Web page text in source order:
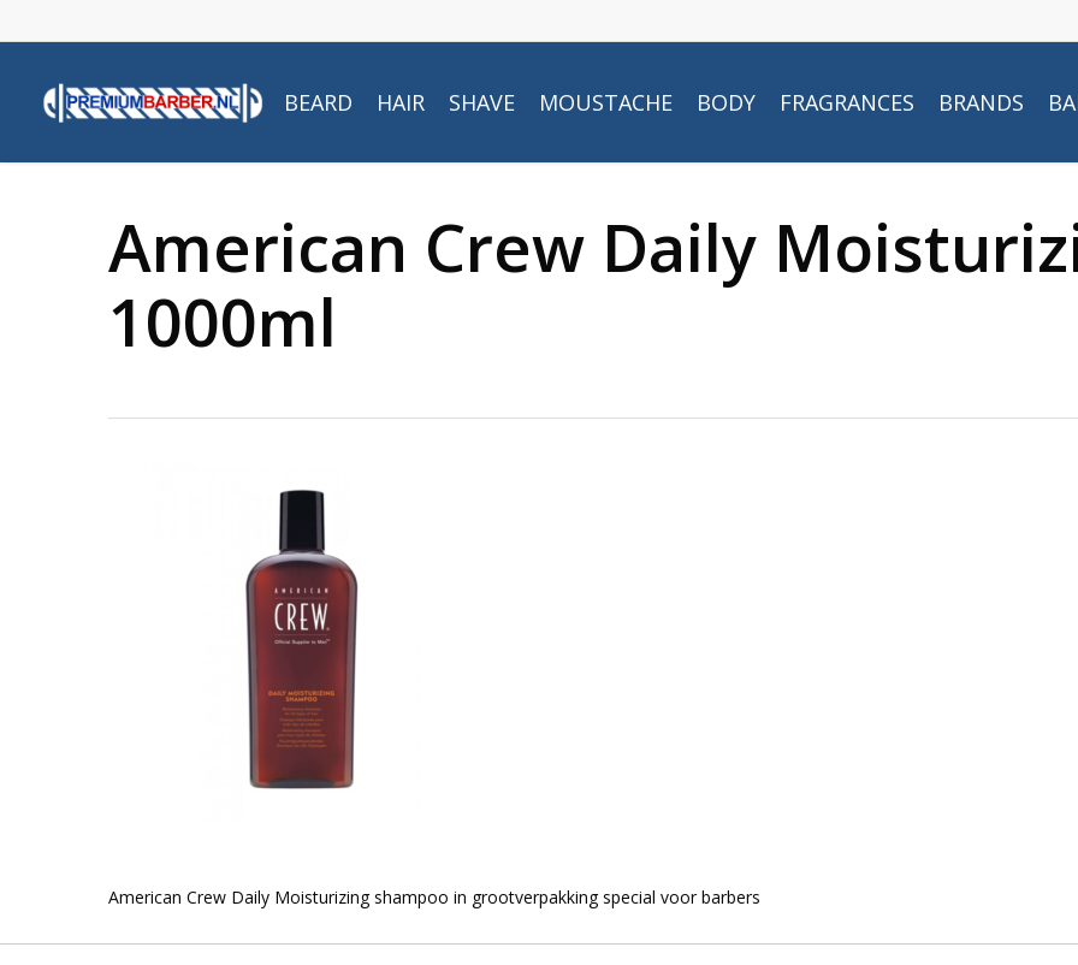
to
content
BEARD HAIR SHAVE MOUSTACHE BODY FRAGRANCES BRANDS
American Crew Daily
1000ml
American Crew Daily Moisturizing shampoo in grootverpakking special voor barbers